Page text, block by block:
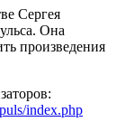
Сергея
Она
произведения
index.php